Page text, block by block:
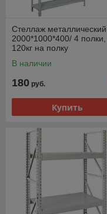
Стеллаж металлический
2000*1000*400/ 4 полки,
120кг на полку
В наличии
180 руб.
Купить